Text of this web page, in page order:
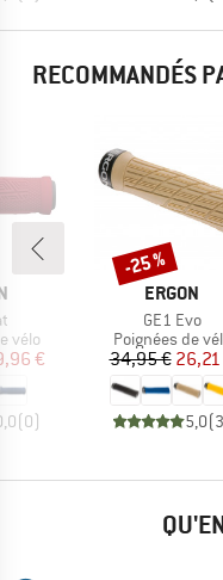
RECOMMANDÉS
vélo
réduit
€
(0)
MARQUE
ERGON
Article
GE1 Evo
Product group
Poignées de
Prix
34,95 €Prix
5,0(3
Remise
-25 %